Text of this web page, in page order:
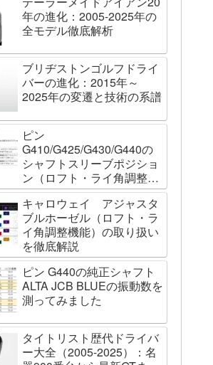
年の進化：2005-2025年の
全モデル徹底解析
ブリヂストンゴルフドライ
バーの進化：2015年～
2025年の変遷と技術の系譜
ピン
G410/G425/G430/G440の
シャフトスリーブポジショ
ン（ロフト・ライ角調整機
能）について
キャロウェイ アジャスタ
ブルホーゼル（ロフト・ラ
イ角調整機能）の取り扱い
を徹底解説
ピン G440の純正シャフト
ALTA JCB BLUEの振動数を
測ってみました
タイトリスト歴代ドライバ
ー大全（2005-2025）：名